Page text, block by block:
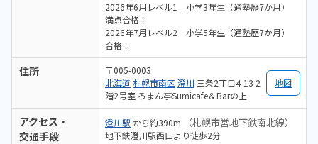
2026年6月レベル1 小学3年生（通塾歴7か月）
満点合格！
2026年7月レベル2 小学5年生（通塾歴7か月）
合格！
住所
〒005-0003
北海道 札幌市南区 澄川 三条2丁目4-13 2
階2号室 ろまん亭Sumicafe＆Barの上
地図
アクセス・
交通手段
澄川駅 から約390m （札幌市営地下鉄南北線）
地下鉄澄川駅西口より徒歩2分